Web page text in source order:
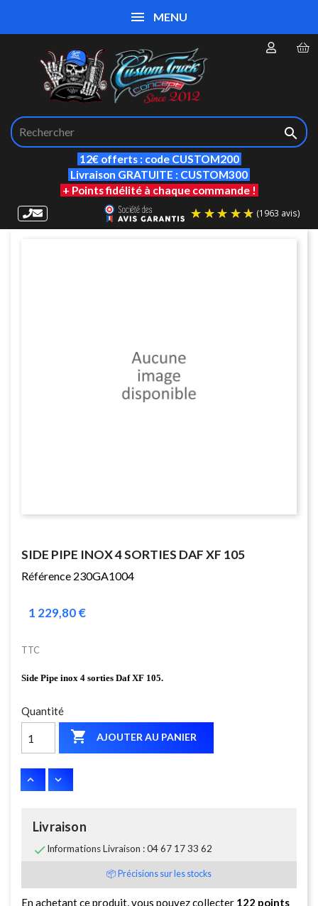

12€ offerts : code CUSTOM200
Livraison GRATUITE : CUSTOM300
+ Points fidélité à chaque commande !
MENU
SIDE PIPE INOX 4 SORTIES DAF XF 105
Référence 230GA1004
1 229,80 €
TTC
Side Pipe inox 4 sorties Daf XF 105.
Quantité
 AJOUTER AU PANIER
Livraison
Informations Livraison : 04 67 17 33 62
📦 Précisions sur les stocks
En achetant ce produit, vous pouvez collecter 122 points